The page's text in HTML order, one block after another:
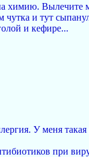
Вылечите
чутка и тут
и кефире...
У меня
при